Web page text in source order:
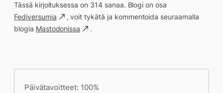
Tässä kirjoituksessa on 314 sanaa. Blogi on osa
Fediversumia
, voit tykätä ja kommentoida seuraamalla
blogia Mastodonissa .
Päivätavoitteet: 100%